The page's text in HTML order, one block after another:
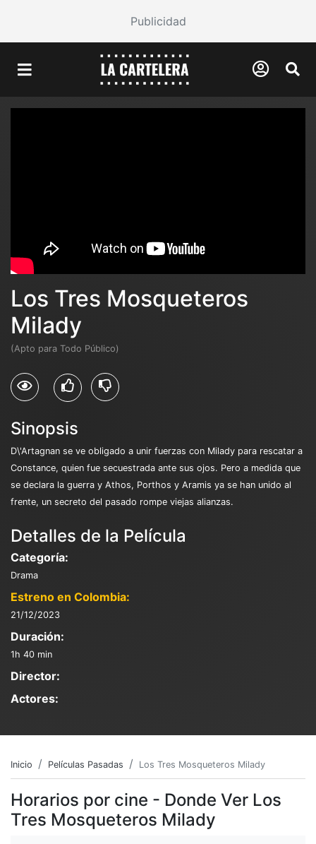
Publicidad
Los Tres Mosqueteros
Milady
(Apto para Todo Público)
Sinopsis
D\'Artagnan se ve obligado a unir fuerzas con Milady para rescatar a
Constance, quien fue secuestrada ante sus ojos. Pero a medida que
se declara la guerra y Athos, Porthos y Aramis ya se han unido al
frente, un secreto del pasado rompe viejas alianzas.
Detalles de la Película
Categoría:
Drama
Estreno en Colombia:
21/12/2023
Duración:
1h 40 min
Director:
Actores:
Inicio Películas Pasadas Los Tres Mosqueteros Milady
Horarios por cine - Donde Ver Los
Tres Mosqueteros Milady